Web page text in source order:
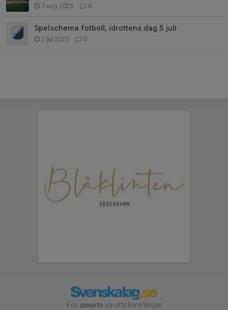
7 aug 2025 0
Spelschema fotboll, idrottens dag 5 juli
2 jul 2025 0
För smarta idrottsföreningar